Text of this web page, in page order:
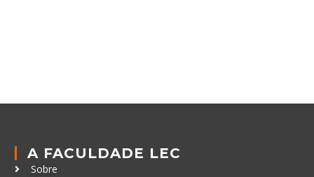
A FACULDADE LEC
Sobre